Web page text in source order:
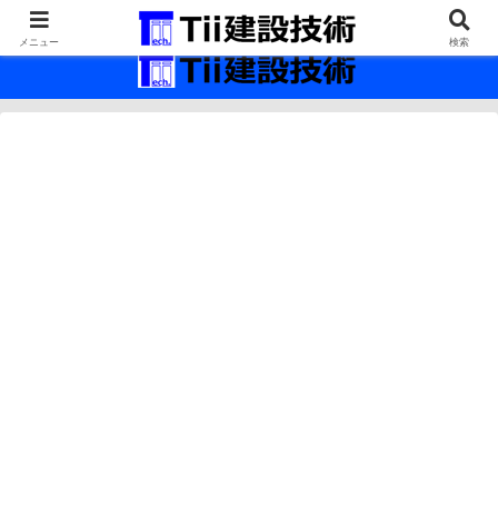
最新の建設技術の情報インフラ。
メニュー 検索